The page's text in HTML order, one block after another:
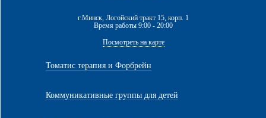
г.Минск, Логойский тракт 15, корп. 1
Время работы 9:00 - 20:00
Посмотреть на карте
Томатис терапия и Форбрейн
Коммуникативные группы для детей